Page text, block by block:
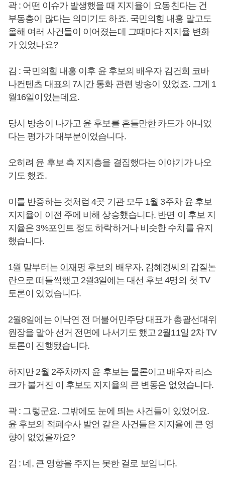
곽 : 어떤 이슈가 발생했을 때 지지율이 요동친다는 건
부동층이 많다는 의미기도 하죠. 국민의힘 내홍 말고도
올해 여러 사건들이 이어졌는데 그때마다 지지율 변화
가 있었나요?
김 : 국민의힘 내홍 이후 윤 후보의 배우자 김건희 코바
나컨텐츠 대표의 7시간 통화 관련 방송이 있었죠. 그게 1
월16일이었는데요.
당시 방송이 나가고 윤 후보를 흔들만한 카드가 아니었
다는 평가가 대부분이었습니다.
오히려 윤 후보 측 지지층을 결집했다는 이야기가 나오
기도 했죠.
이를 반증하는 것처럼 4곳 기관 모두 1월 3주차 윤 후보
지지율이 이전 주에 비해 상승했습니다. 반면 이 후보 지
지율은 3%포인트 정도 하락하거나 비슷한 수치를 유지
했습니다.
1월 말부터는 이재명 후보의 배우자, 김혜경씨의 갑질논
란으로 떠들썩했고 2월3일에는 대선 후보 4명의 첫 TV
토론이 있었습니다.
2월8일에는 이낙연 전 더불어민주당 대표가 총괄선대위
원장을 맡아 선거 전면에 나서기도 했고 2월11일 2차 TV
토론이 진행됐습니다.
하지만 2월 2주차까지 윤 후보는 물론이고 배우자 리스
크가 불거진 이 후보도 지지율의 큰 변동은 없었습니다.
곽 : 그렇군요. 그밖에도 눈에 띄는 사건들이 있었어요.
윤 후보의 적폐수사 발언 같은 사건들은 지지율에 큰 영
향이 없었을까요?
김 : 네, 큰 영향을 주지는 못한 걸로 보입니다.